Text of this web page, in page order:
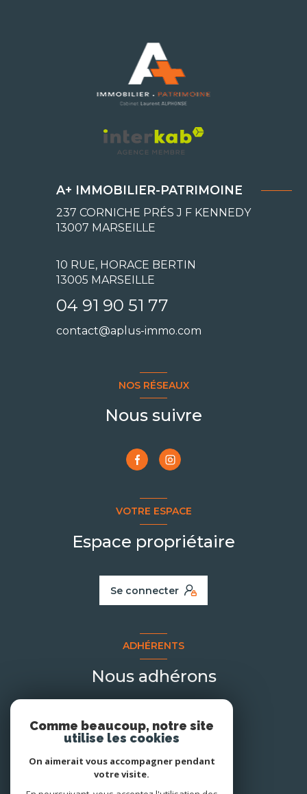
A+ IMMOBILIER-PATRIMOINE
237 CORNICHE PRÉS J F KENNEDY
13007 MARSEILLE
10 RUE, HORACE BERTIN
13005 MARSEILLE
04 91 90 51 77
contact@aplus-immo.com
NOS RÉSEAUX
Nous suivre
VOTRE ESPACE
Espace propriétaire
Se connecter
ADHÉRENTS
Nous adhérons
Comme beaucoup, notre site
utilise les cookies
On aimerait vous accompagner pendant
votre visite.